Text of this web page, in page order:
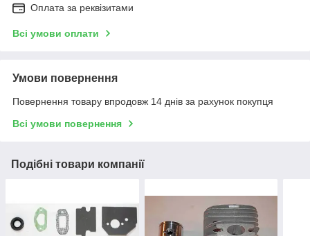
Оплата за реквізитами
Всі умови оплати
Умови повернення
Повернення товару впродовж 14 днів за рахунок покупця
Всі умови повернення
Подібні товари компанії